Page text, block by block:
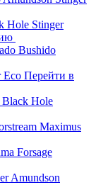
Hole Stinger
Bushido
Eco Перейти в
Black Hole
Maximus
Forsage
Amundson